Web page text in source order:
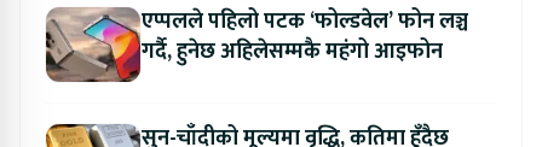
एप्पलले पहिलो पटक ‘फोल्डवेल’ फोन लञ्च
गर्दै, हुनेछ अहिलेसम्मकै महंगो आइफोन
सुन-चाँदीको मूल्यमा वृद्धि, कतिमा हुँदैछ